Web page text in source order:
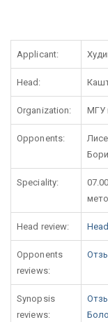
Applicant:
Head:
Organization: МГУ
Opponents:
Speciality:
Head review:
Opponents
reviews:
Synopsis
reviews: